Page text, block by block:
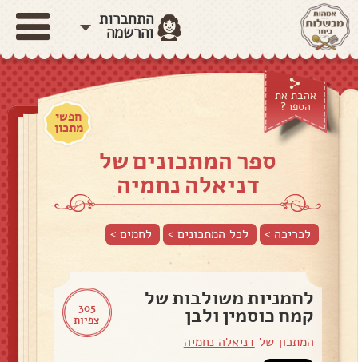
התחברות
והרשמה
אהבת את
הספר?
חפשי
מתכון
ספר המתכונים של
דניאלה נחמיה
לכריכה > לכל המתכונים > לחמים>
305
צפיות
לחמניות משולבות של
קמח כוסמין ולבן
המתכון של דניאלה נחמיה